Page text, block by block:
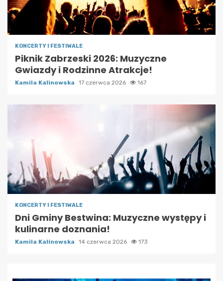
KONCERTY I FESTIWALE
Piknik Zabrzeski 2026: Muzyczne
Gwiazdy i Rodzinne Atrakcje!
Kamila Kalinowska 17 czerwca 2026 167
KONCERTY I FESTIWALE
Dni Gminy Bestwina: Muzyczne występy i
kulinarne doznania!
Kamila Kalinowska 14 czerwca 2026 173